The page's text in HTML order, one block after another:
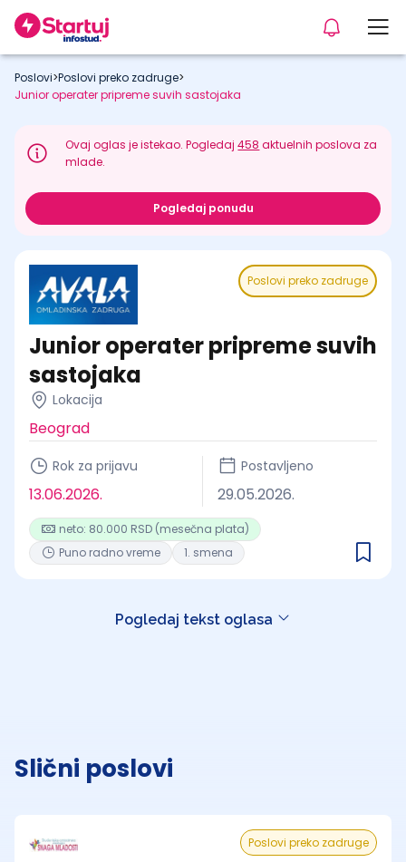
Poslovi>Poslovi preko zadruge>
Junior operater pripreme suvih sastojaka
Ovaj oglas je istekao. Pogledaj458 aktuelnih poslova za
mlade.
Pogledaj ponudu
Poslovi preko zadruge
Junior operater pripreme suvih
sastojaka
Lokacija
Beograd
Rok za prijavu
13.06.2026.
Postavljeno
29.05.2026.
neto: 80.000 RSD (mesečna plata)
Puno radno vreme
1. smena
Pogledaj tekst oglasa
Slični poslovi
Poslovi preko zadruge